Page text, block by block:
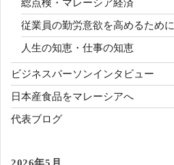
総点検・マレーシア経済
従業員の勤労意欲を高めるために
人生の知恵・仕事の知恵
ビジネスパーソンインタビュー
日本産食品をマレーシアへ
代表ブログ